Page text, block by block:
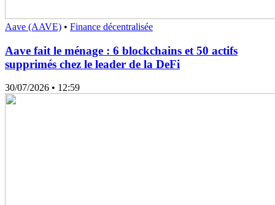
Aave (AAVE) • Finance décentralisée
Aave fait le ménage : 6 blockchains et 50 actifs
supprimés chez le leader de la DeFi
30/07/2026 • 12:59